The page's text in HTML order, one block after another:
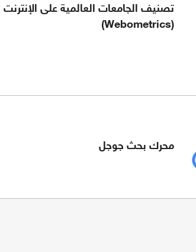
تصنيف الجامعات العالمية على الإنترنت
(Webometrics)
محرك بحث جوجل